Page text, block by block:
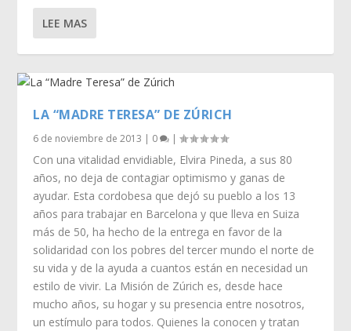
LEE MAS
LA “MADRE TERESA” DE ZÚRICH
6 de noviembre de 2013 | 0 |
Con una vitalidad envidiable, Elvira Pineda, a sus 80
años, no deja de contagiar optimismo y ganas de
ayudar. Esta cordobesa que dejó su pueblo a los 13
años para trabajar en Barcelona y que lleva en Suiza
más de 50, ha hecho de la entrega en favor de la
solidaridad con los pobres del tercer mundo el norte de
su vida y de la ayuda a cuantos están en necesidad un
estilo de vivir. La Misión de Zúrich es, desde hace
mucho años, su hogar y su presencia entre nosotros,
un estímulo para todos. Quienes la conocen y tratan